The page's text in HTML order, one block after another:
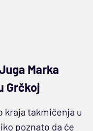
Marka
Grčkoj
kraja takmičenja u
poznato da će